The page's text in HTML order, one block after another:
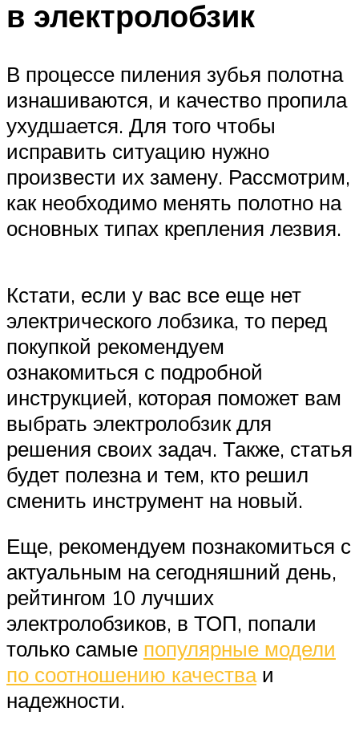
в электролобзик
В процессе пиления зубья полотна
изнашиваются, и качество пропила
ухудшается. Для того чтобы
исправить ситуацию нужно
произвести их замену. Рассмотрим,
как необходимо менять полотно на
основных типах крепления лезвия.
Кстати, если у вас все еще нет
электрического лобзика, то перед
покупкой рекомендуем
ознакомиться с подробной
инструкцией, которая поможет вам
выбрать электролобзик для
решения своих задач. Также, статья
будет полезна и тем, кто решил
сменить инструмент на новый.
Еще, рекомендуем познакомиться с
актуальным на сегодняшний день,
рейтингом 10 лучших
электролобзиков, в ТОП, попали
только самые популярные модели
по соотношению качестваи
надежности.